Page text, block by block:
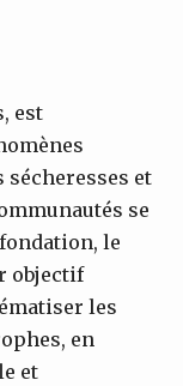
est
sécheresses et
se
le
objectif
les
en
et